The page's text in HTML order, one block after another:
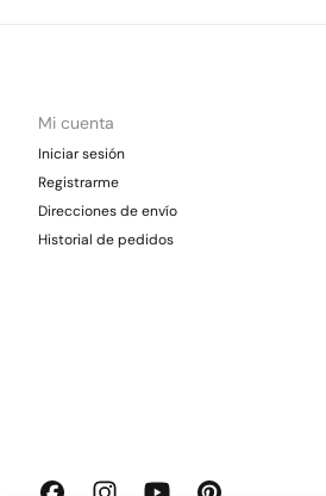
Mi cuenta
Iniciar sesión
Registrarme
Direcciones de envío
Historial de pedidos